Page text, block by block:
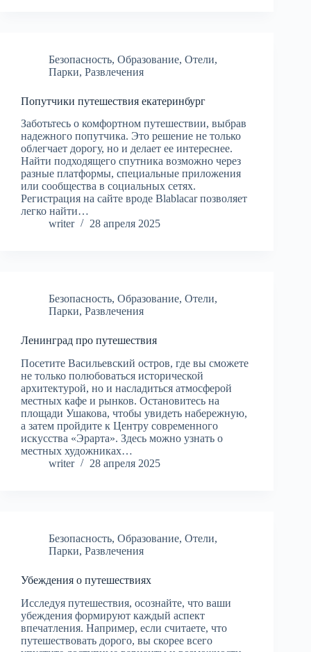
Безопасность, Образование, Отели,
Парки, Развлечения
Попутчики путешествия екатеринбург
Заботьтесь о комфортном путешествии, выбрав
надежного попутчика. Это решение не только
облегчает дорогу, но и делает ее интереснее.
Найти подходящего спутника возможно через
разные платформы, специальные приложения
или сообщества в социальных сетях.
Регистрация на сайте вроде Blablacar позволяет
легко найти…
writer
28 апреля 2025
Безопасность, Образование, Отели,
Парки, Развлечения
Ленинград про путешествия
Посетите Васильевский остров, где вы сможете
не только полюбоваться исторической
архитектурой, но и насладиться атмосферой
местных кафе и рынков. Остановитесь на
площади Ушакова, чтобы увидеть набережную,
а затем пройдите к Центру современного
искусства «Эрарта». Здесь можно узнать о
местных художниках…
writer
28 апреля 2025
Безопасность, Образование, Отели,
Парки, Развлечения
Убеждения о путешествиях
Исследуя путешествия, осознайте, что ваши
убеждения формируют каждый аспект
впечатления. Например, если считаете, что
путешествовать дорого, вы скорее всего